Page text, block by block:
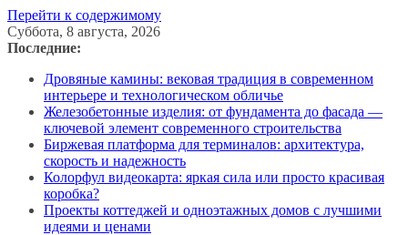
Перейти к содержимому
Суббота, 8 августа, 2026
Последние:
Дровяные камины: вековая традиция в современном
интерьере и технологическом обличье
Железобетонные изделия: от фундамента до фасада —
ключевой элемент современного строительства
Биржевая платформа для терминалов: архитектура,
скорость и надежность
Колорфул видеокарта: яркая сила или просто красивая
коробка?
Проекты коттеджей и одноэтажных домов с лучшими
идеями и ценами